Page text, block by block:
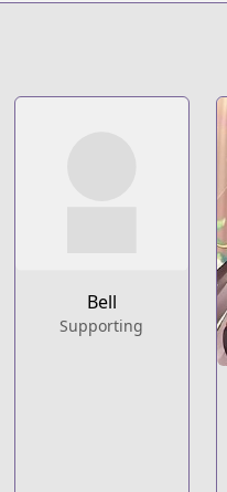
342851/list
series/
Bell
Supporting